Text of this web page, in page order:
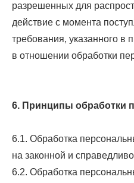
разрешенных для
действие с момента
требования, указанного в
в отношении обработки
6. Принципы обработки
6.1. Обработка
на законной и
6.2. Обработка